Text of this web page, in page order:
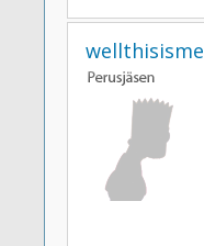
wellthisisme